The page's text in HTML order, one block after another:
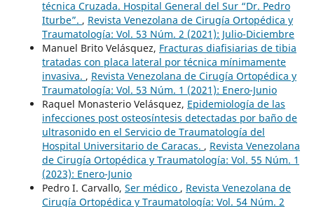
técnica Cruzada. Hospital General del Sur “Dr. Pedro
Iturbe”. , Revista Venezolana de Cirugía Ortopédica y
Traumatología: Vol. 53 Núm. 2 (2021): Julio-Diciembre
Manuel Brito Velásquez, Fracturas diafisiarias de tibia
tratadas con placa lateral por técnica mínimamente
invasiva. , Revista Venezolana de Cirugía Ortopédica y
Traumatología: Vol. 53 Núm. 1 (2021): Enero-Junio
Raquel Monasterio Velásquez, Epidemiología de las
infecciones post osteosíntesis detectadas por baño de
ultrasonido en el Servicio de Traumatología del
Hospital Universitario de Caracas. , Revista Venezolana
de Cirugía Ortopédica y Traumatología: Vol. 55 Núm. 1
(2023): Enero-Junio
Pedro I. Carvallo, Ser médico , Revista Venezolana de
Cirugía Ortopédica y Traumatología: Vol. 54 Núm. 2